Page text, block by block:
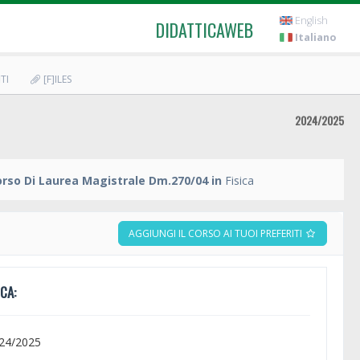
DIDATTICAWEB
English
Italiano
[F]ILES
2024/2025
Di Laurea Magistrale Dm.270/04 in Fisica
AGGIUNGI IL CORSO AI TUOI PREFERITI
2025